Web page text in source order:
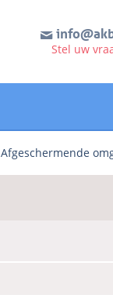
Stel uw
Afgeschermende